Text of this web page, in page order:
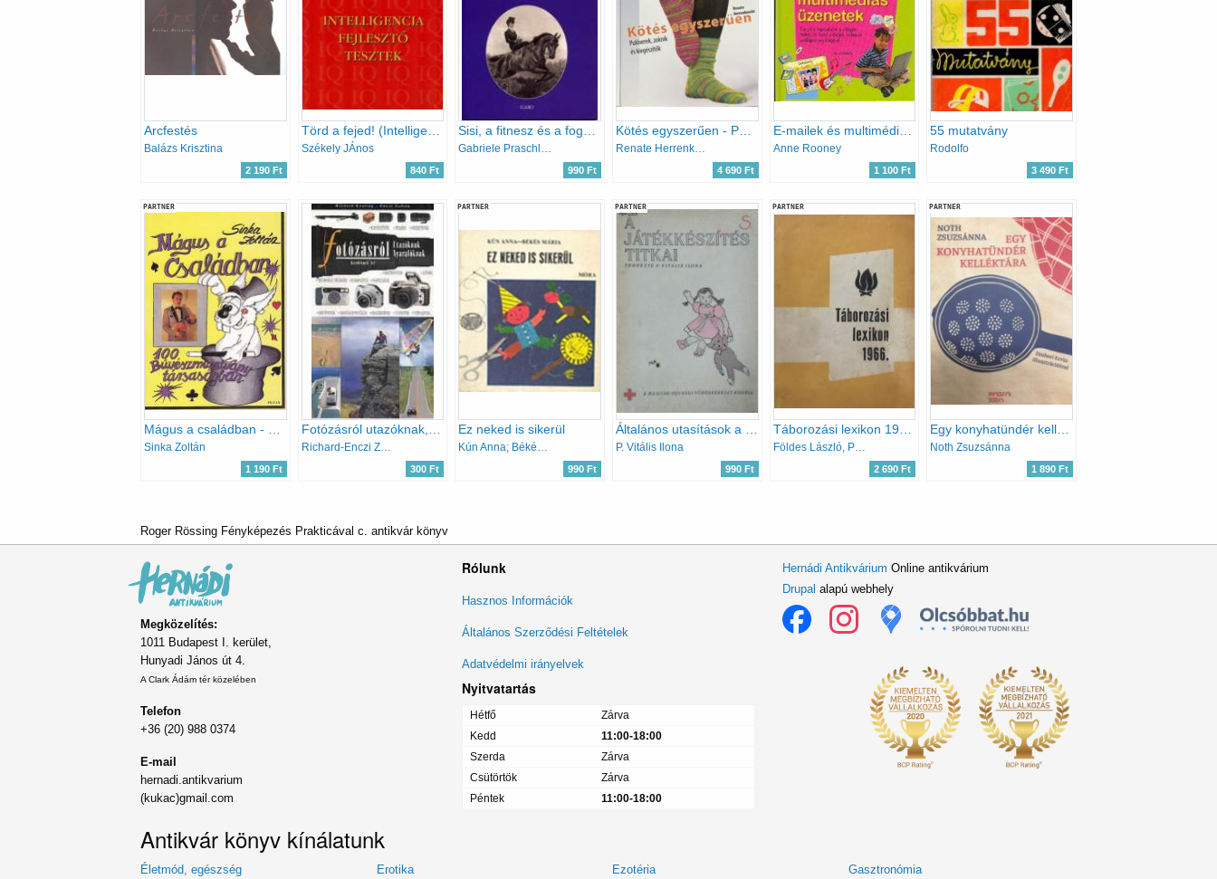
Arcfestés
Balázs Krisztina
2 190 Ft
Törd a fejed! (Intelligencia fejlesztő tesztek)
Székely JÁnos
840 Ft
Gabriele Praschl-Bichler
990 Ft
Kötés egyszerűen - Pulóverek, zoknik és kiegészítők
Renate Herrenknecht
4 690 Ft
E-mailek és multimédiás üzenetek
Anne Rooney
1 100 Ft
55 mutatvány
Rodolfo
3 490 Ft
PARTNER
Sinka Zoltán
1 190 Ft
Richard-Enczi Zoltán Keating
300 Ft
PARTNER
Ez neked is sikerül
990 Ft
PARTNER
P. Vitális Ilona
990 Ft
PARTNER
Táborozási lexikon 1966.
Földes László, Pál István
2 690 Ft
PARTNER
Noth Zsuzsánna
1 890 Ft
Roger Rössing Fényképezés Prakticával c. antikvár könyv
Megközelítés:
1011 Budapest I. kerület,
Hunyadi János út 4.
A Clark Ádám tér közelében
Telefon
+36 (20) 988 0374
E-mail
hernadi.antikvarium
(kukac)gmail.com
Rólunk
Lábléc
menü
Hasznos Információk
Általános Szerződési Feltételek
Adatvédelmi irányelvek
Nyitvatartás
Hétfő
Zárva
Kedd
11:00-18:00
Szerda
Zárva
Csütörtök
Zárva
Péntek
11:00-18:00
Hernádi Antikvárium Online antikvárium
Drupal alapú webhely
Antikvár könyv kínálatunk
Életmód, egészség Erotika Ezotéria Gasztronómia